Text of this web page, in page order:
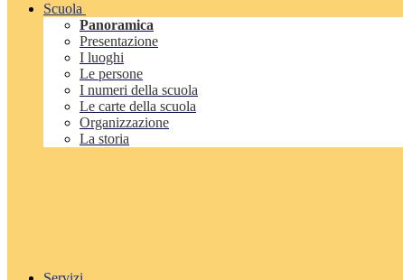
Scuola
Panoramica
Presentazione
I luoghi
Le persone
I numeri della scuola
Le carte della scuola
Organizzazione
La storia